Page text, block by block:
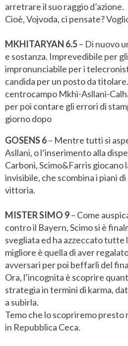
arretrare il suo raggio d’azione.
Cioè, Vojvoda, ci pensate?
MKHITARYAN 6.5– Di nuovo
e sostanza. Imprevedibile per
impronunciabile per i
candida per un posto da
centrocampo Mkhi-Asllani-
per poi contare gli errori di
giorno dopo
GOSENS 6– Mentre tutti si
Asllani, o l’inserimento alla
Carboni, Scimo&Farris giocano
invisibile, che scombina i piani
vittoria.
MISTER SIMO 9– Come
contro il Bayern, Scimo si è
svegliata ed ha azzeccato tutte
migliore è quella di aver
avversari per poi beffarli del
Ora, l’incognita è scoprire
strategia in termini di karma,
a subirla.
Temo che lo scopriremo
in Repubblica Ceca.